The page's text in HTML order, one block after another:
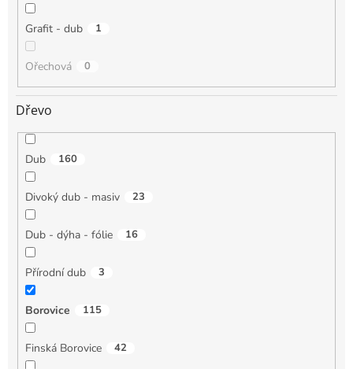
Grafit - dub 1
Ořechová 0
Dřevo
Dub 160
Divoký dub - masiv 23
Dub - dýha - fólie 16
Přírodní dub 3
Borovice 115
Finská Borovice 42